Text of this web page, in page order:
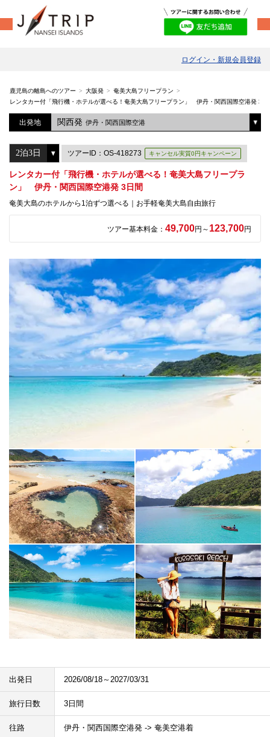
ログイン・新規会員登録
鹿児島の離島へのツアー 大阪発
奄美大島フリープラン
レンタカー付「飛行機・ホテルが選べる！奄美大島フリープラン」 伊丹・関西国際空港発 3日
出発地 関西発 伊丹・関西国際空港
ツアーID：OS-418273 キャンセル実質0円キャンペーン
レンタカー付「飛行機・ホテルが選べる！奄美大島フリープラ
ン」 伊丹・関西国際空港発 3日間
奄美大島のホテルから1泊ずつ選べる｜お手軽奄美大島自由旅行
ツアー基本料金： 49,700円～ 123,700円
出発日 2026/08/18～2027/03/31
旅行日数 3日間
往路 伊丹・関西国際空港発 -> 奄美空港着